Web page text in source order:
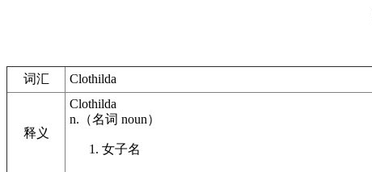
词汇 Clothilda
释义
Clothilda
n. （名词 noun）
女子名